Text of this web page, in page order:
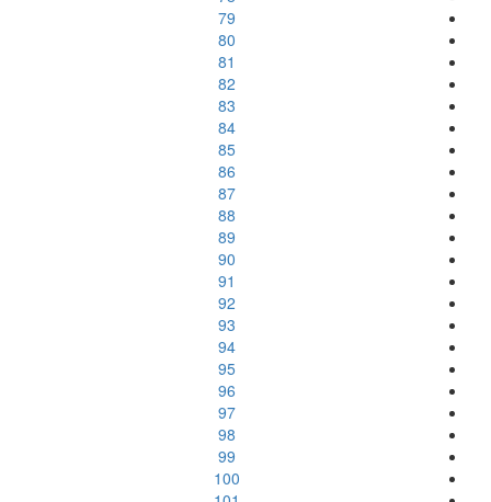
79
80
81
82
83
84
85
86
87
88
89
90
91
92
93
94
95
96
97
98
99
100